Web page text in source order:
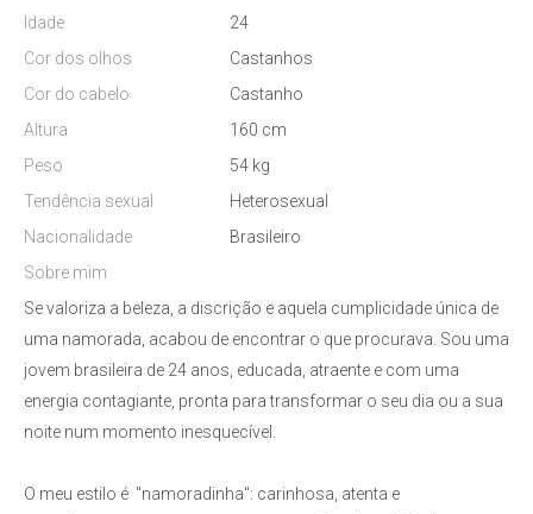
Idade
24
Cor dos olhos
Castanhos
Cor do cabelo
Castanho
Altura
160 cm
Peso
54 kg
Tendência sexual
Heterosexual
Nacionalidade
Brasileiro
Sobre mim
Se valoriza a beleza, a discrição e aquela cumplicidade única de
uma namorada, acabou de encontrar o que procurava. Sou uma
jovem brasileira de 24 anos, educada, atraente e com uma
energia contagiante, pronta para transformar o seu dia ou a sua
noite num momento inesquecível.
O meu estilo é "namoradinha": carinhosa, atenta e